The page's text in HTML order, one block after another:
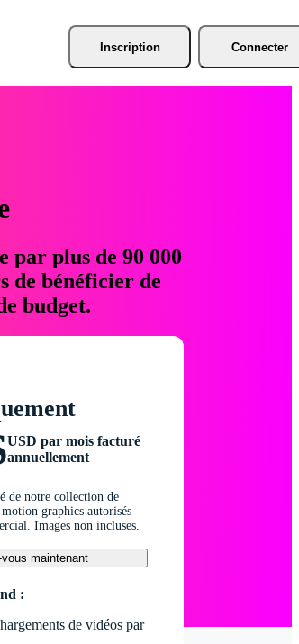
Inscription Connecter
par plus de 90 000
de bénéficier de
budget.
USD par mois facturé
annuellement
de notre collection de
graphics autorisés
Images non incluses.
maintenant
:
de vidéos par